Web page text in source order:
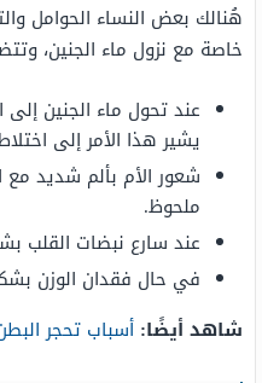
هُنالك بعض النساء الحوامل
خاصة مع نزول ماء الجنين،
عند تحول ماء الجنين إلى
يشير هذا الأمر إلى
شعور الأم بألم شديد مع
ملحوظ.
عند سارع نبضات القلب
في حال فقدان الوزن
شاهد أيضًا: أسباب تحجر